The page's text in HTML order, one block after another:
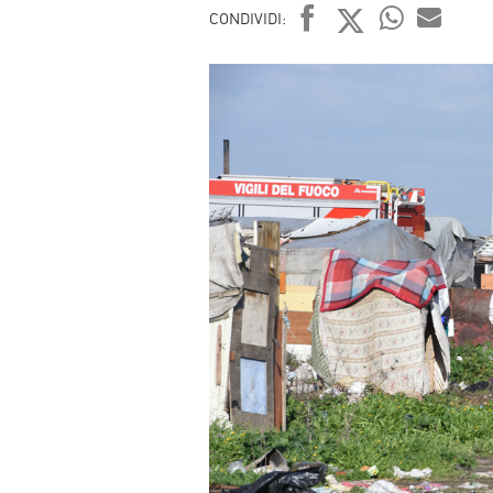
CONDIVIDI:
FACEBOOK
TWITTER
WHATSAPP
MAIL